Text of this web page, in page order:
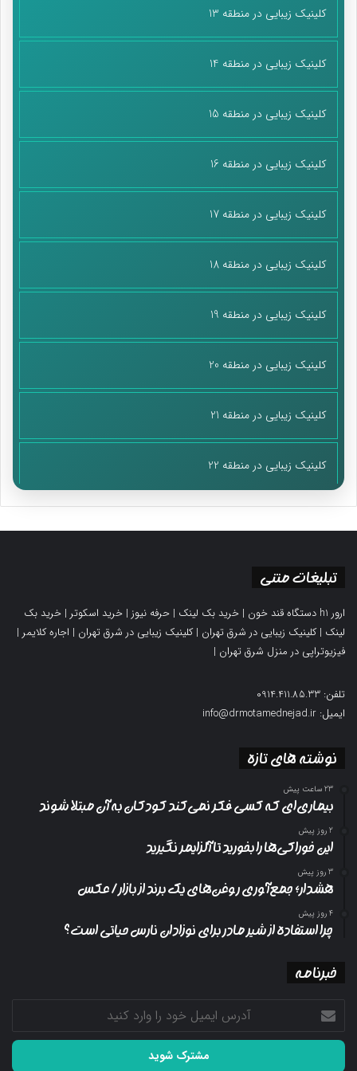
دعوت برای جمهوری اسلامی ایران به‌دلیل عضویت روسیه و چین در
این گروه است. حکومت ایران به‌ویژه در سال‌های اخیر، همگام با
افزایش تحریم‌های غرب در خارج و افزایش نارضایتی مردم در داخل، به
این دو کشور نزدیک شده است و مقامات آن بارها و آشکارا از سیاست
«نگاه به شرق» دفاع کرده‌اند. عضویت کشورهای دیگر در گروه بریکس،
در راستای هدف این گروه برای نفوذ بیشتر در نظم جهانی ارزیابی
می‌شود.
پایان پیام/ت
کلینیک زیبایی در منطقه 13
کلینیک زیبایی در منطقه 14
کلینیک زیبایی در منطقه 15
کلینیک زیبایی در منطقه 16
کلینیک زیبایی در منطقه 17
کلینیک زیبایی در منطقه 18
کلینیک زیبایی در منطقه 19
کلینیک زیبایی در منطقه 20
کلینیک زیبایی در منطقه 21
کلینیک زیبایی در منطقه 22
تبلیغات متنی
ارور h1 دستگاه قند خون | خرید بک لینک | حرفه نیوز | خرید اسکوتر | خرید بک
لینک |کلینیک زیبایی در شرق تهران |کلینیک زیبایی در شرق تهران | اجاره کلایمر |
فیزیوتراپی در منزل شرق تهران |
تلفن: 0914.411.85.33
ایمیل: info@drmotamednejad.ir
نوشته های تازه
23 ساعت پیش
بیماری‌ای که کسی فکر نمی‌کند کودکان به آن مبتلا شوند
2 روز پیش
این خوراکی‌ها را بخورید تا آلزایمر نگیرید
3 روز پیش
هشدار؛ جمع‌آوری روغن‌های یک برند از بازار/ عکس
4 روز پیش
چرا استفاده از شیر مادر برای نوزادان نارس حیاتی است؟
خبرنامه
آدرس
ایمیل
خود